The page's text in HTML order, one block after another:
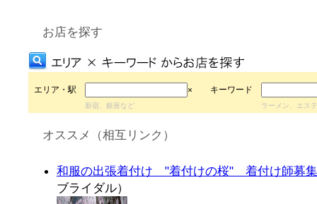
お店を探す
エリア・駅 × キーワード
新宿、銀座など ラーメン、エス
オススメ（相互リンク）
和服の出張着付け "着付けの桜" 着付け師募
ブライダル）